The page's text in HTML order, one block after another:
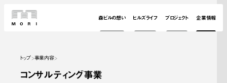
森ビルの想い ヒルズライフ プロジェクト 企業情報
トップ 事業内容
コンサルティング事業